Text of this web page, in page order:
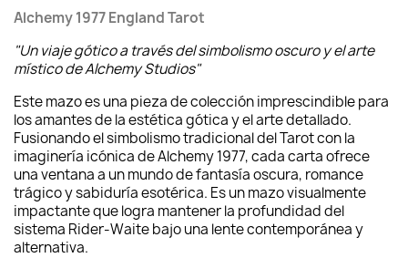
Alchemy 1977 England Tarot
"Un viaje gótico a través del simbolismo oscuro y el arte
místico de Alchemy Studios"
Este mazo es una pieza de colección imprescindible para
los amantes de la estética gótica y el arte detallado.
Fusionando el simbolismo tradicional del Tarot con la
imaginería icónica de Alchemy 1977, cada carta ofrece
una ventana a un mundo de fantasía oscura, romance
trágico y sabiduría esotérica. Es un mazo visualmente
impactante que logra mantener la profundidad del
sistema Rider-Waite bajo una lente contemporánea y
alternativa.